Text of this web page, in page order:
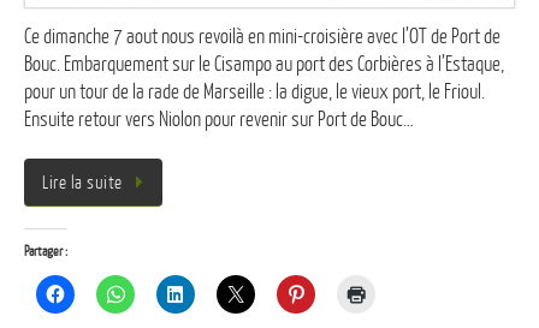
Ce dimanche 7 aout nous revoilà en mini-croisière avec l’OT de Port de
Bouc. Embarquement sur le Cisampo au port des Corbières à l’Estaque,
pour un tour de la rade de Marseille : la digue, le vieux port, le Frioul.
Ensuite retour vers Niolon pour revenir sur Port de Bouc…
Lire la suite
Partager :